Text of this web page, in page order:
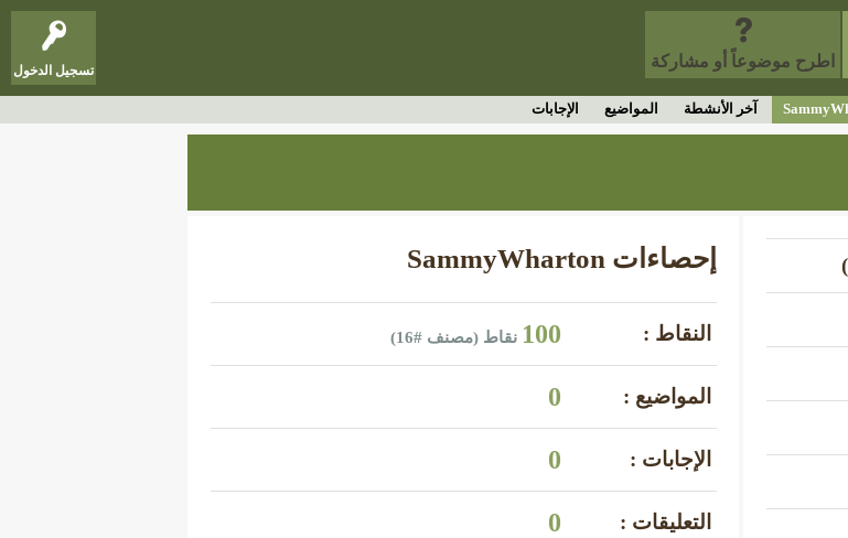
تسجيل الدخول اطرح موضوعاً أو مشاركة
آخر الأنشطة المواضيع الإجابات
إحصاءات SammyWharton
النقاط : 100 نقاط (مصنف #16
)
المواضيع : 0
الإجابات : 0
التعليقات : 0